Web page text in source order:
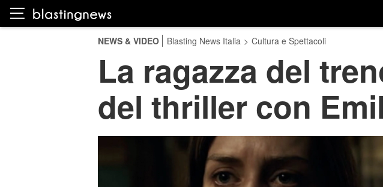
NEWS & VIDEO Blasting News Italia > Cultura e Spettacoli
La ragazza del
del thriller con